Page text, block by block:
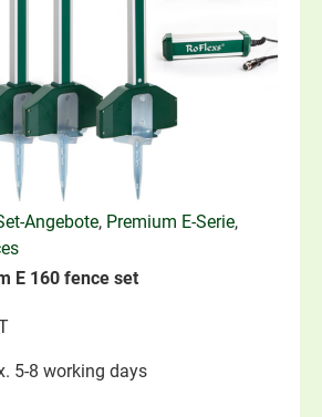
Angebote, Premium E-Serie,
E 160 fence set
5-8 working days